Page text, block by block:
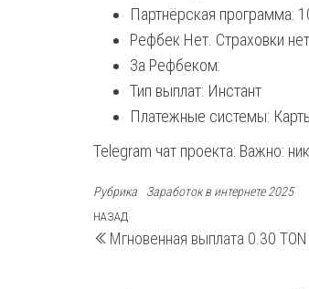
Партнёрская программа:
Рефбек Нет. Страховки нет
За Рефбеком:
Тип выплат: Инстант
Платежные системы:
Telegram чат проекта: Важно:
Рубрика Заработок в интернете 2025
Навигация
по
Предыдущая
запись
НАЗАД
Мгновенная выплата 0.30